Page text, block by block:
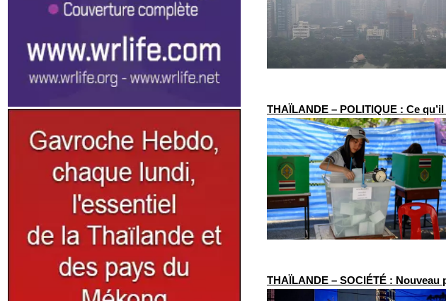
THAÏLANDE – POLITIQUE : Ce
THAÏLANDE – SOCIÉTÉ :